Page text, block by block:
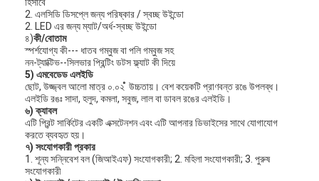
পণ্য
ভিডিও
ভিআর শো
আমাদের সম্বন্ধে
কারখানা পরিদর্শন
হিসাবে
2. এলসিডি ডিসপ্লে জন্য পরিষ্কার / স্বচ্ছ উইন্ডো
2. LED এর জন্য ম্যাট/অর্ধ-স্বচ্ছ উইন্ডো
৪)কী/বোতাম
স্পর্শযোগ্য কী--- ধাতব গম্বুজ বা পলি গম্বুজ সহ
নন-ট্যাক্টিভ--সিলভার প্রিন্টিং ডটস ফ্ল্যাট কী দিয়ে
5) এমবেডেড এলইডি
ছোট, উজ্জ্বল আলো মাত্র ০.০২ ̊ উচ্চতায়। বেশ কয়েকটি প্রাণবন্ত রঙে উপলব্ধ।
এলইডি রঙঃ সাদা, হলুদ, কমলা, সবুজ, লাল বা ডাবল রঙের এলইডি।
৬) ক্যাবল
এটি প্রিন্ট সার্কিটের একটি এক্সটেনশন এবং এটি আপনার ডিভাইসের সাথে যোগাযোগ
করতে ব্যবহৃত হয়।
৭) সংযোগকারী প্রকার
1. শূন্য সন্নিবেশ বল (জিআইএফ) সংযোগকারী; 2. মহিলা সংযোগকারী; 3. পুরুষ
সংযোগকারী